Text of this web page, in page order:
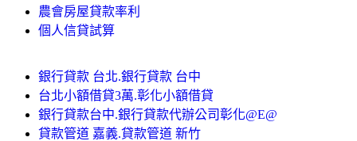
農會房屋貸款率利
個人信貸試算
銀行貸款 台北.銀行貸款 台中
台北小額借貸3萬.彰化小額借貸
銀行貸款台中.銀行貸款代辦公司彰化@E@
貸款管道 嘉義.貸款管道 新竹